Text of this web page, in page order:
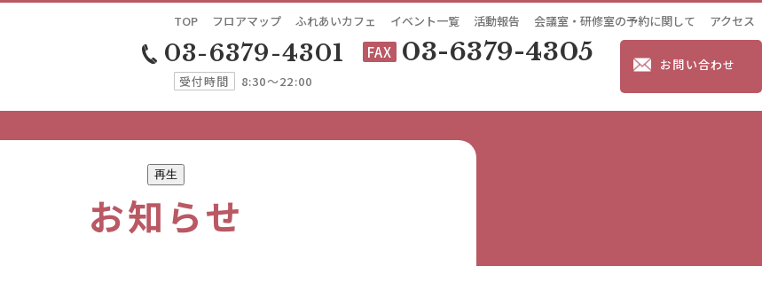
TOP フロアマップ ふれあいカフェ イベント一覧 活動報告 会議室・研修室の予約に関して アクセス
03-6379-4301
受付時間 8:30～22:00
FAX 03-6379-4305 お問い合わせ
再生
お知らせ